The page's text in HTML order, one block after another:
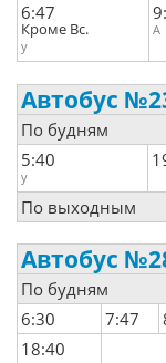
6:47
Кроме Вс.
у
А
Автобус
По будням
5:40
у
По выходным
Автобус
По будням
6:30
7:47
18:40